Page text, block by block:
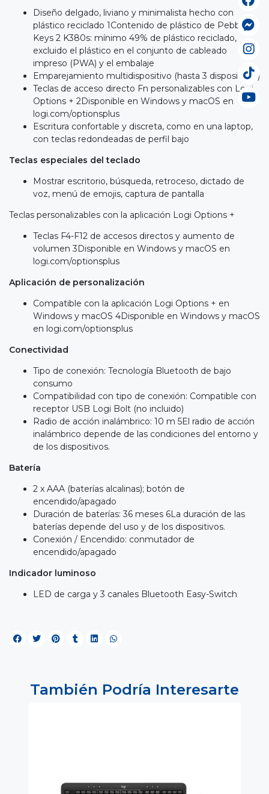
Diseño delgado, liviano y minimalista hecho con
plástico reciclado 1Contenido de plástico de Pebble
Keys 2 K380s: mínimo 49% de plástico reciclado,
excluido el plástico en el conjunto de cableado
impreso (PWA) y el embalaje
Emparejamiento multidispositivo (hasta 3 dispositivos)
Teclas de acceso directo Fn personalizables con Logi
Options + 2Disponible en Windows y macOS en
logi.com/optionsplus
Escritura confortable y discreta, como en una laptop,
con teclas redondeadas de perfil bajo
Teclas especiales del teclado
Mostrar escritorio, búsqueda, retroceso, dictado de
voz, menú de emojis, captura de pantalla
Teclas personalizables con la aplicación Logi Options +
Teclas F4-F12 de accesos directos y aumento de
volumen 3Disponible en Windows y macOS en
logi.com/optionsplus
Aplicación de personalización
Compatible con la aplicación Logi Options + en
Windows y macOS 4Disponible en Windows y macOS
en logi.com/optionsplus
Conectividad
Tipo de conexión: Tecnología Bluetooth de bajo
consumo
Compatibilidad con tipo de conexión: Compatible con
receptor USB Logi Bolt (no incluido)
Radio de acción inalámbrico: 10 m 5El radio de acción
inalámbrico depende de las condiciones del entorno y
de los dispositivos.
Batería
2 x AAA (baterías alcalinas); botón de
encendido/apagado
Duración de baterías: 36 meses 6La duración de las
baterías depende del uso y de los dispositivos.
Conexión / Encendido: conmutador de
encendido/apagado
Indicador luminoso
LED de carga y 3 canales Bluetooth Easy-Switch
También Podría Interesarte